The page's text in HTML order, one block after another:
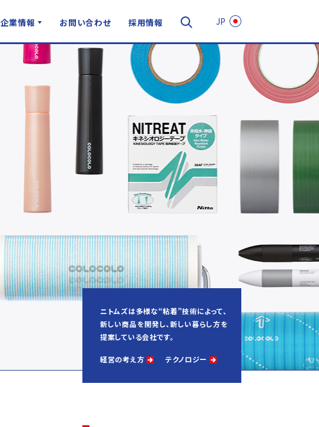
JP
企業情報 お問い合わせ 採用情報
ニトムズは多様な“粘着”技術によって、
新しい商品を開発し、新しい暮らし方を
提案している会社です。
経営の考え方 テクノロジー